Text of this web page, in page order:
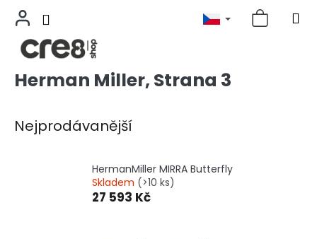
PřejítHerman Miller, Strana 3
Nejprodávanější
HermanMiller MIRRA Butterfly
Skladem (>10 ks)
27 593 Kč